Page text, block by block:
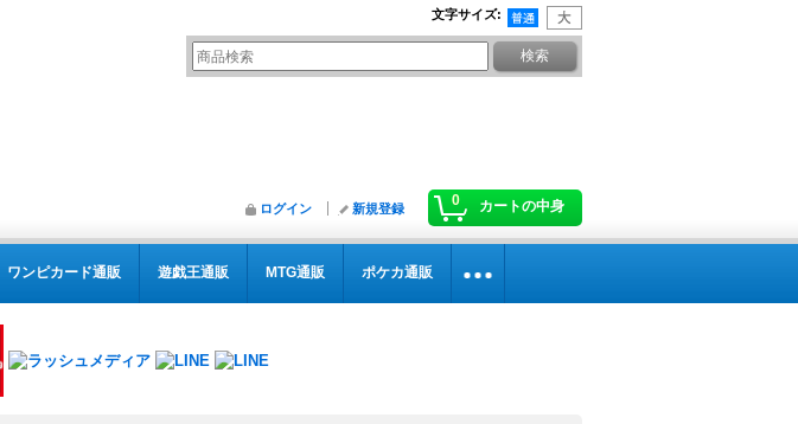
文字サイズ:
0 カートの中身
ログイン 新規登録
ワンピカード通販 遊戯王通販 MTG通販 ポケカ通販